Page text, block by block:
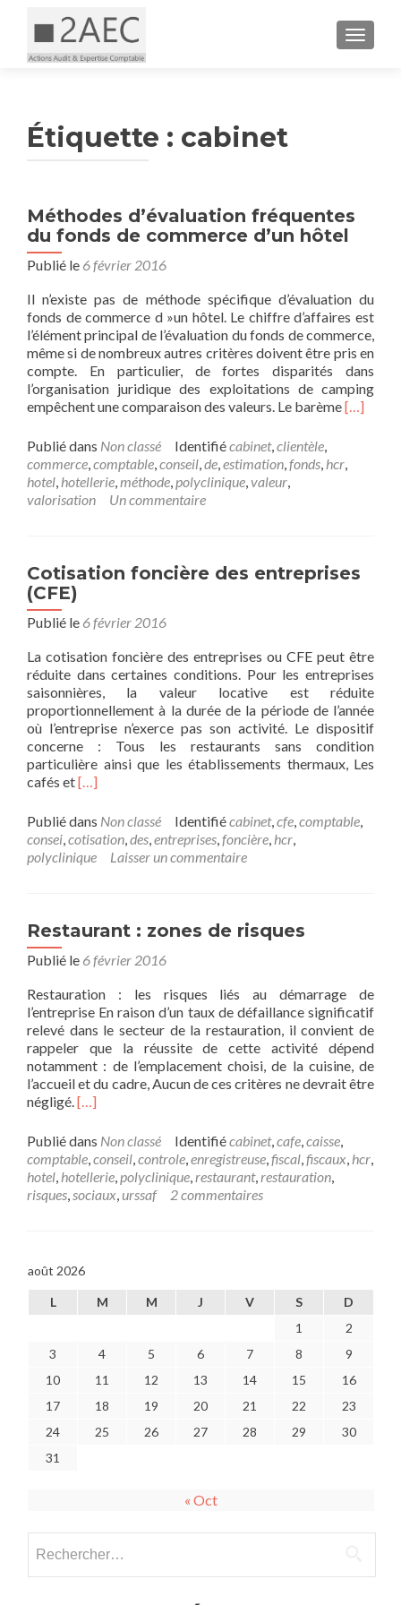
Étiquette : cabinet
Méthodes d’évaluation fréquentes
du fonds de commerce d’un hôtel
Publié le 6 février 2016
Il n’existe pas de méthode spécifique d’évaluation du
fonds de commerce d »un hôtel. Le chiffre d’affaires est
l’élément principal de l’évaluation du fonds de commerce,
même si de nombreux autres critères doivent être pris en
compte. En particulier, de fortes disparités dans
l’organisation juridique des exploitations de camping
empêchent une comparaison des valeurs. Le barèmeEn
d’un
[…]
Publié dans Non classé Identifiécabinet,clientèle,
commerce,comptable,conseil,de,estimation,fonds, hcr,
hotel, hotellerie,méthode,polyclinique,valeur,
valorisation
Un commentaire
Cotisation foncière des entreprises
(CFE)
Publié le 6 février 2016
La cotisation foncière des entreprises ou CFE peut être
réduite dans certaines conditions. Pour les entreprises
saisonnières, la valeur locative est réduite
proportionnellement à la durée de la période de l’année
où l’entreprise n’exerce pas son activité. Le dispositif
concerne : Tous les restaurants sans condition
particulière ainsi que les établissements thermaux, Les
cafés etEn
plus
surCotisation
foncière
des
[…]
Publié dans Non classé Identifiécabinet,cfe,comptable,
consei,cotisation,des,entreprises,foncière, hcr,
polyclinique
Laisser un commentaire
Restaurant : zones de risques
Publié le 6 février 2016
Restauration : les risques liés au démarrage de
l’entreprise En raison d’un taux de défaillance significatif
relevé dans le secteur de la restauration, il convient de
rappeler que la réussite de cette activité dépend
notamment : de l’emplacement choisi, de la cuisine, de
l’accueil et du cadre, Aucun de ces critères ne devrait être
négligé.En
plus
surRestaurant
:
zones
[…]
Publié dans Non classé Identifiécabinet,cafe,caisse,
comptable,conseil,controle,enregistreuse,fiscal,fiscaux, hcr,
hotel, hotellerie,polyclinique,restaurant,restauration,
risques,sociaux,urssaf 2 commentaires
août 2026
L M M J V S
D
1
2
3
4 5 6 7 8
9
10
11 12 13 14 15
16
17
18 19 20 21 22
23
24
25 26 27 28 29
30
31
« Oct